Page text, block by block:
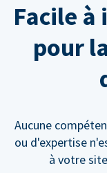
Facile
pour
Aucune
ou d'expertise
à votre